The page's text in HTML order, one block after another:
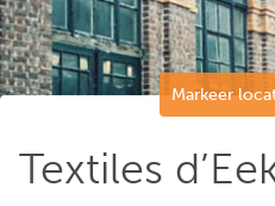
Markeer
Textiles